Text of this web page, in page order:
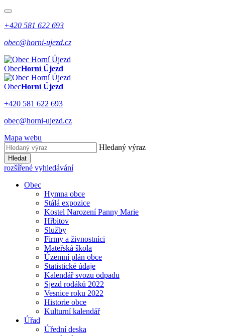
+420 581 622 693
obec@horni-ujezd.cz
ObecHorní Újezd
ObecHorní Újezd
+420 581 622 693
obec@horni-ujezd.cz
Mapa webu
Hledaný výraz
Hledat
rozšířené vyhledávání
Obec
Hymna obce
Stálá expozice
Kostel Narození Panny Marie
Hřbitov
Služby
Firmy a živnostníci
Mateřská škola
Územní plán obce
Statistické údaje
Kalendář svozu odpadu
Sjezd rodáků 2022
Vesnice roku 2022
Historie obce
Kulturní kalendář
Úřad
Úřední deska